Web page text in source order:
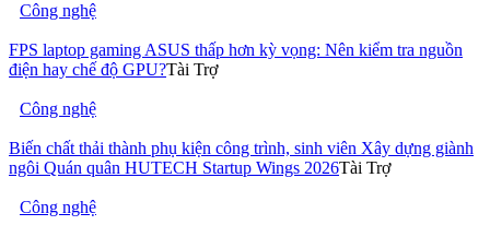
Công nghệ
FPS laptop gaming ASUS thấp hơn kỳ vọng: Nên kiểm tra nguồn
điện hay chế độ GPU?Tài Trợ
Công nghệ
Biến chất thải thành phụ kiện công trình, sinh viên Xây dựng giành
ngôi Quán quân HUTECH Startup Wings 2026Tài Trợ
Công nghệ